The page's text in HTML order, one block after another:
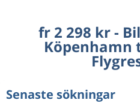
fr 2 298 kr -
Köpenhamn
Senaste sökningar